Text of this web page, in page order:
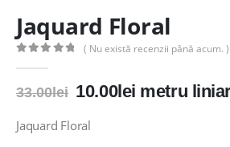
Jaquard Floral
( Nu există recenzii până acum. )
33.00lei Prețul
a
10.00leiPrețul
metru
Jaquard Floral